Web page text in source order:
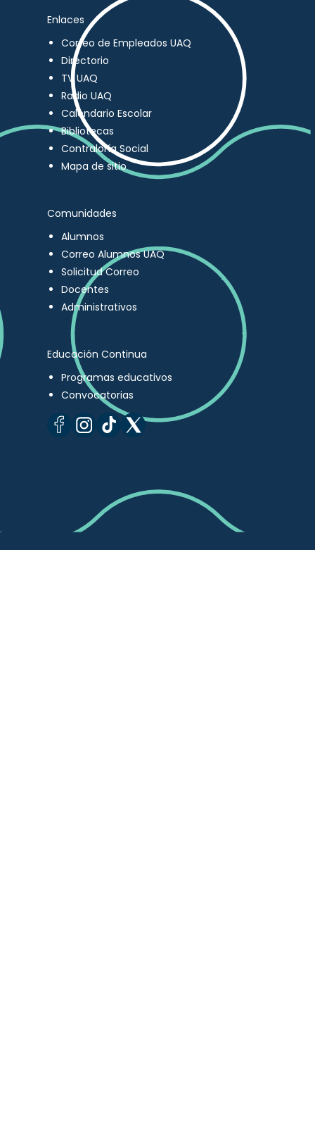
Enlaces
Correo de Empleados UAQ
Directorio
TV UAQ
Radio UAQ
Calendario Escolar
Bibliotecas
Contraloría Social
Mapa de sitio
Comunidades
Alumnos
Correo Alumnos UAQ
Solicitud Correo
Docentes
Administrativos
Educación Continua
Programas educativos
Convocatorias